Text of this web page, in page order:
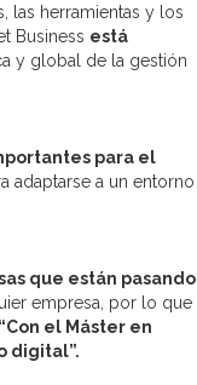
las herramientas y los
Business está
y global de la gestión
para el
adaptarse a un entorno
que están pasando
empresa, por lo que
“Con el Máster en
digital”.